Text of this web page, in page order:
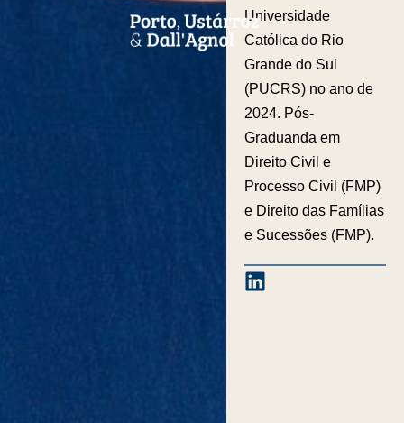
Universidade
Católica do Rio
Grande do Sul
(PUCRS) no ano de
2024. Pós-
Graduanda em
Direito Civil e
Processo Civil (FMP)
e Direito das Famílias
e Sucessões (FMP).